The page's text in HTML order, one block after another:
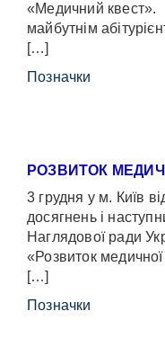
«Медичний квест».
майбутнім
[…]
Позначки
РОЗВИТОК
3 грудня у м. Київ
досягнень і
Наглядової ради
«Розвиток медичної
[…]
Позначки